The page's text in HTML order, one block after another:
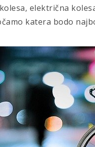
električna
katera bodo